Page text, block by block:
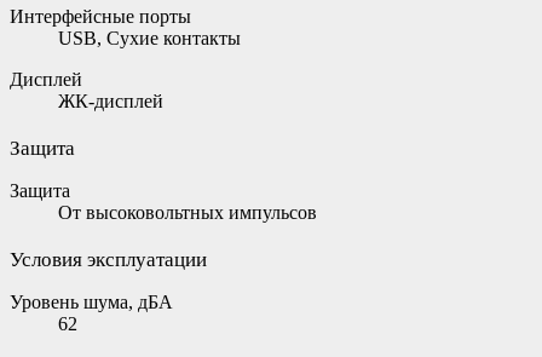
Интерфейсные порты
USB, Сухие контакты
Дисплей
ЖК-дисплей
Защита
Защита
От высоковольтных импульсов
Условия эксплуатации
Уровень шума, дБА
62